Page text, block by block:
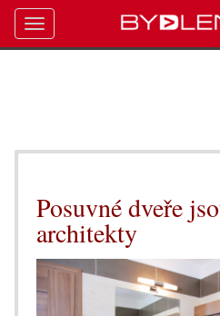
Posuvné dveře
architekty
Toggle
navigation